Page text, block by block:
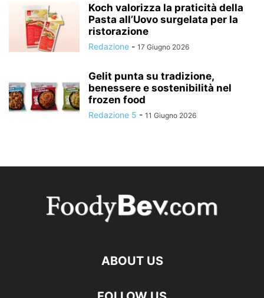
Koch valorizza la praticità della
Pasta all’Uovo surgelata per la
ristorazione
Redazione - 17 Giugno 2026
Gelit punta su tradizione,
benessere e sostenibilità nel
frozen food
Redazione 5 - 11 Giugno 2026
ABOUT US